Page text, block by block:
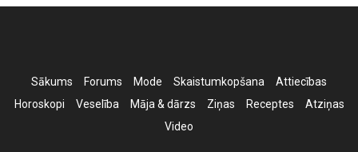
Sākums Forums Mode Skaistumkopšana
Attiecības
Horoskopi
Veselība Māja & dārzs Ziņas Receptes
Atziņas
Video